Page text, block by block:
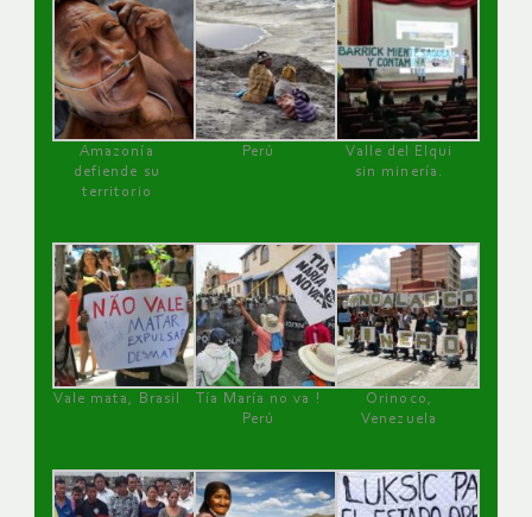
Amazonía
defiende su
territorio
Perú
Valle del Elqui
sin minería.
Vale mata, Brasil
Tía María no va !
Perú
Orinoco,
Venezuela